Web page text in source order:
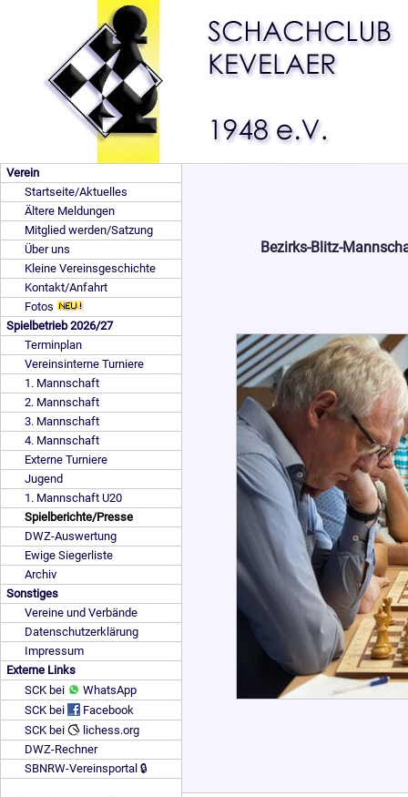
Verein
Startseite/Aktuelles
Ältere Meldungen
Mitglied werden/Satzung
Über uns
Kleine Vereinsgeschichte
Kontakt/Anfahrt
Fotos
Spielbetrieb 2026/27
Terminplan
Vereinsinterne Turniere
1. Mannschaft
2. Mannschaft
3. Mannschaft
4. Mannschaft
Externe Turniere
Jugend
1. Mannschaft U20
Spielberichte/Presse
DWZ-Auswertung
Ewige Siegerliste
Archiv
Sonstiges
Vereine und Verbände
Datenschutzerklärung
Impressum
Externe Links
SCK bei
WhatsApp
SCK bei
Facebook
SCK bei
lichess.org
DWZ-Rechner
SBNRW-Vereinsportal 🔒
Bezirks-Blitz-